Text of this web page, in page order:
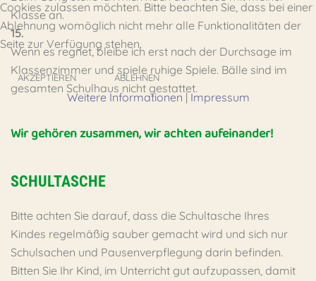
Klasse an.
15.
Wenn es regnet, bleibe ich erst nach der Durchsage im
Klassenzimmer und spiele ruhige Spiele. Bälle sind im
gesamten Schulhaus nicht gestattet.
Wir gehören zusammen, wir achten aufeinander!
SCHULTASCHE
Bitte achten Sie darauf, dass die Schultasche Ihres
Kindes regelmäßig sauber gemacht wird und sich nur
Schulsachen und Pausenverpflegung darin befinden.
Bitten Sie Ihr Kind, im Unterricht gut aufzupassen, damit
Cookies zulassen möchten. Bitte beachten Sie, dass bei einer
Ablehnung womöglich nicht mehr alle Funktionalitäten der
Seite zur Verfügung stehen.
AKZEPTIEREN ABLEHNEN
Weitere Informationen | Impressum